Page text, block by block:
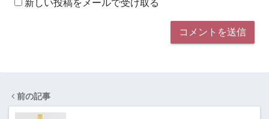
新しい投稿をメールで受け取る
前の記事